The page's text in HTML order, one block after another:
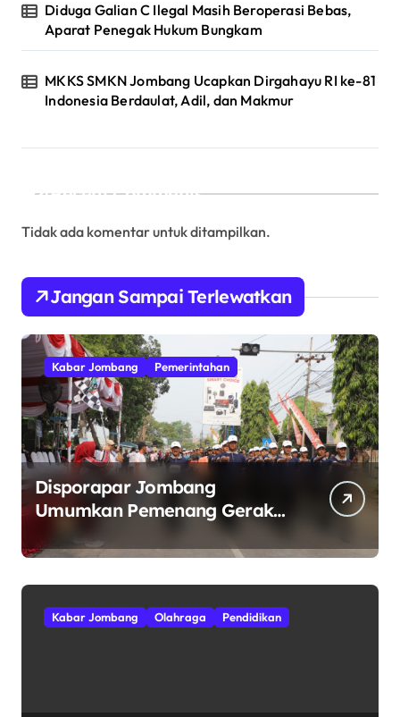
Diduga Galian C Ilegal Masih Beroperasi Bebas,
Aparat Penegak Hukum Bungkam
MKKS SMKN Jombang Ucapkan Dirgahayu RI ke-81
Indonesia Berdaulat, Adil, dan Makmur
Recent Comments
Tidak ada komentar untuk ditampilkan.
Jangan Sampai Terlewatkan
Kabar Jombang Pemerintahan
Disporapar Jombang
Umumkan Pemenang Gerak
Jalan ROJO 2026.
Kabar Jombang Olahraga Pendidikan